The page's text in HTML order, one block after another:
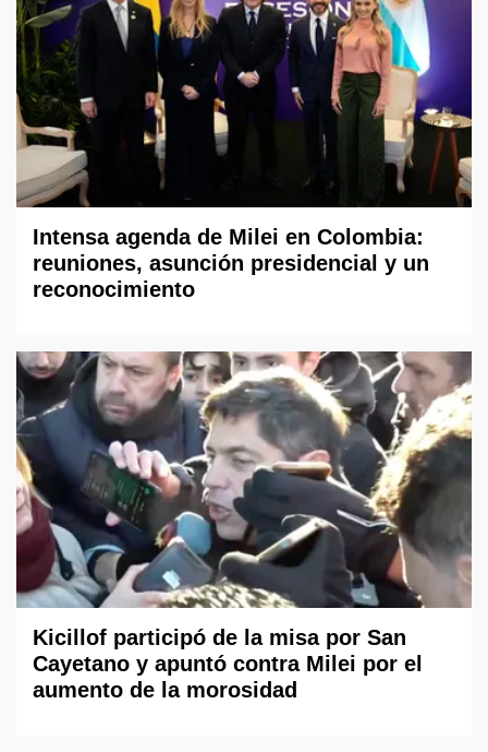
Intensa agenda de Milei en Colombia:
reuniones, asunción presidencial y un
reconocimiento
Kicillof participó de la misa por San
Cayetano y apuntó contra Milei por el
aumento de la morosidad